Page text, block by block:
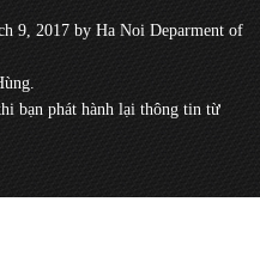
9, 2017 by Ha Noi Deparment of
bạn phát hành lại thông tin từ